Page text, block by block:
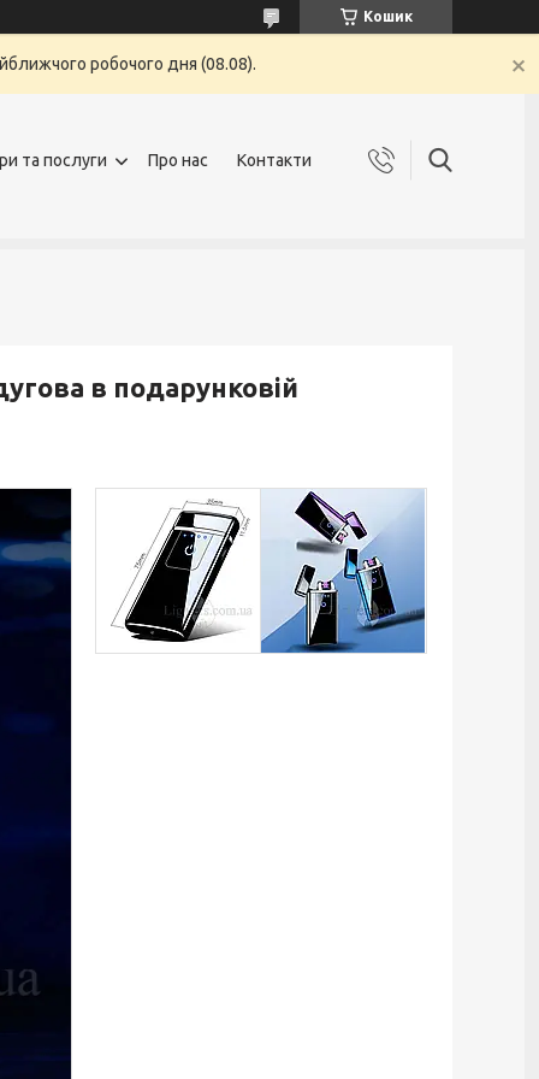
Кошик
робочого дня (08.08).
та послуги Про нас Контакти
в подарунковій